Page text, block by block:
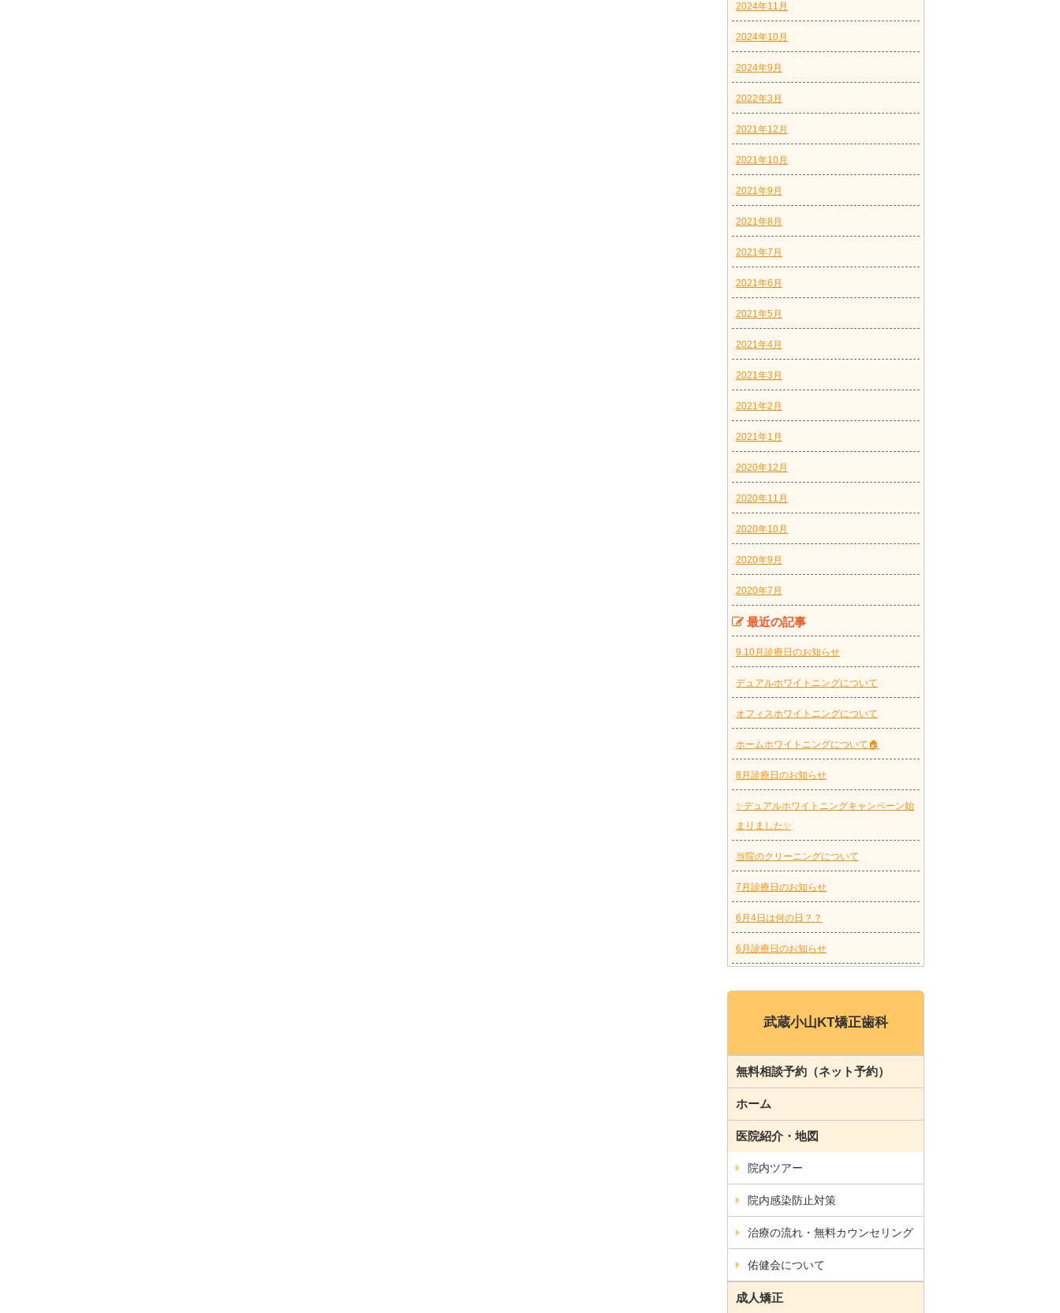
2024年11月
2024年10月
2024年9月
2022年3月
2021年12月
2021年10月
2021年9月
2021年8月
2021年7月
2021年6月
2021年5月
2021年4月
2021年3月
2021年2月
2021年1月
2020年12月
2020年11月
2020年10月
2020年9月
2020年7月
最近の記事
9.10月診療日のお知らせ
デュアルホワイトニングについて
オフィスホワイトニングについて
ホームホワイトニングについて🏠
8月診療日のお知らせ
✨デュアルホワイトニングキャンペーン始
まりました✨
当院のクリーニングについて
7月診療日のお知らせ
6月4日は何の日？？
6月診療日のお知らせ
武蔵小山KT矯正歯科
無料相談予約（ネット予約）
ホーム
医院紹介・地図
院内ツアー
院内感染防止対策
治療の流れ・無料カウンセリング
佑健会について
成人矯正